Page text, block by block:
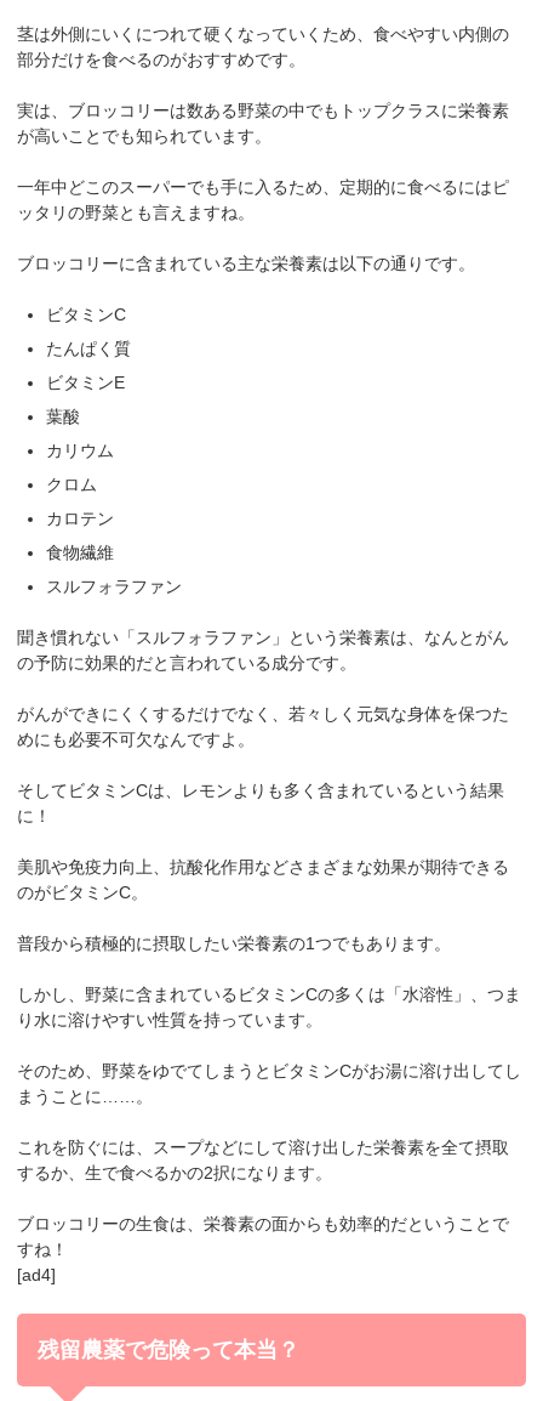
茎は外側にいくにつれて硬くなっていくため、食べやすい内側の
部分だけを食べるのがおすすめです。
実は、ブロッコリーは数ある野菜の中でも トップクラスに栄養素
が高いことでも知られています。
一年中どこのスーパーでも手に入るため、定期的に食べるにはピ
ッタリの野菜とも言えますね。
ブロッコリーに含まれている主な栄養素は以下の通りです。
ビタミンC
たんぱく質
ビタミンE
葉酸
カリウム
クロム
カロテン
食物繊維
スルフォラファン
聞き慣れない 「スルフォラファン」 という栄養素は、なんとがん
の予防に効果的だと言われている成分です。
がんができにくくするだけでなく、若々しく元気な身体を保つた
めにも必要不可欠なんですよ。
そしてビタミンCは、レモンよりも多く含まれているという結果
に！
美肌や免疫力向上、抗酸化作用などさまざまな効果が期待できる
のがビタミンC。
普段から積極的に摂取したい栄養素の1つでもあります。
しかし、野菜に含まれているビタミンCの多くは「水溶性」、つま
り水に溶けやすい性質を持っています。
そのため、野菜をゆでてしまうとビタミンCがお湯に溶け出してし
まうことに……。
これを防ぐには、スープなどにして溶け出した栄養素を全て摂取
するか、生で食べるかの2択になります。
ブロッコリーの生食は、栄養素の面からも効率的だということで
すね！
[ad4]
残留農薬で危険って本当？